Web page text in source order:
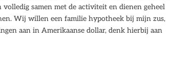
samen met de activiteit en dienen geheel
Wij willen een familie hypotheek bij mijn zus,
aan in Amerikaanse dollar, denk hierbij aan